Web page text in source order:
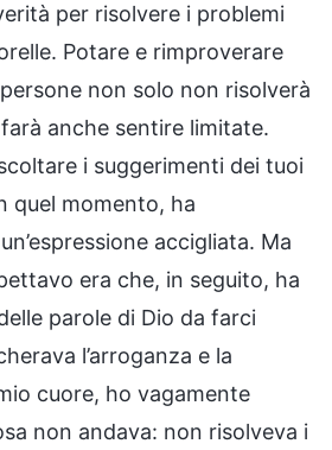
per risolvere i problemi
Potare e rimproverare
non solo non risolverà
anche sentire limitate.
i suggerimenti dei tuoi
quel momento, ha
accigliata. Ma
era che, in seguito, ha
parole di Dio da farci
l’arroganza e la
cuore, ho vagamente
non andava: non risolveva i